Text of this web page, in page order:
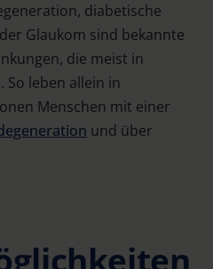
diabetische
Glaukom sind bekannte
die meist in
leben allein in
Menschen mit einer
und über